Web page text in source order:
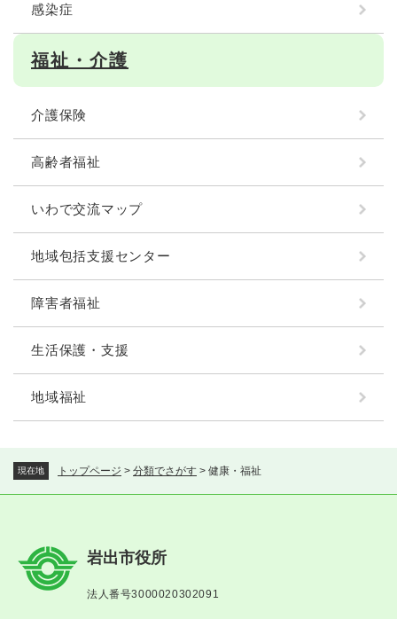
現在地 トップページ > 分類でさがす > 健康・福祉
感染症
福祉・介護
介護保険
高齢者福祉
いわで交流マップ
地域包括支援センター
障害者福祉
生活保護・支援
地域福祉
岩出市役所
法人番号3000020302091